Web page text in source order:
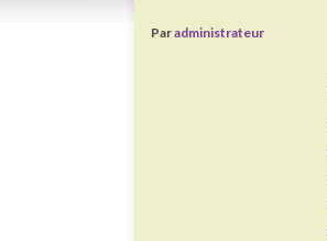
Paradministrateur